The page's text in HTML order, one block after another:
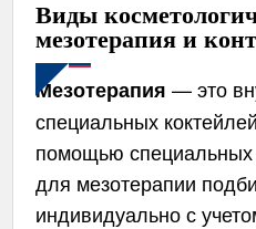
Виды
мезотерапия и
Мезотерапия — это
специальных
помощью
для мезотерапии
индивидуально с